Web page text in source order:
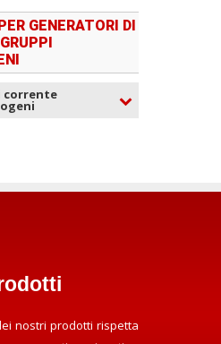
GENERATORI DI
corrente
nostri prodotti rispetta